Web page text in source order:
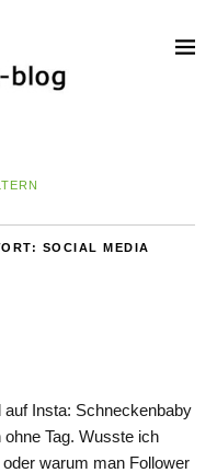
SOCIAL MEDIA
Insta: Schneckenbaby
Tag. Wusste ich
warum man Follower